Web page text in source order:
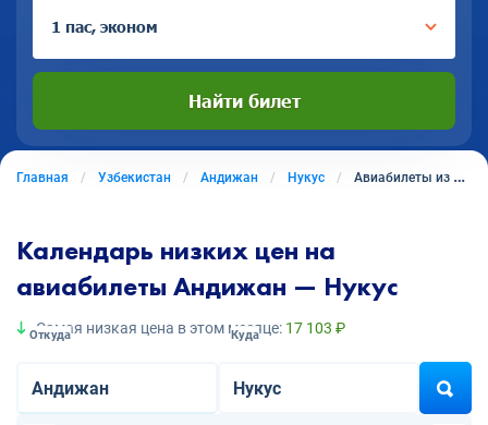
1 пас, эконом
Найти билет
Главная Узбекистан Андижан Нукус Авиабилеты из Андижана в Нукус
Календарь низких цен на
авиабилеты Андижан — Нукус
Самая низкая цена в этом месяце: 17 103 ₽
Откуда Куда